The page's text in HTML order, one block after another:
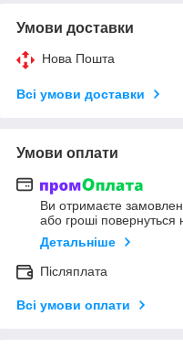
Умови доставки
Нова Пошта
Всі умови доставки
Умови оплати
Ви отримаєте
або гроші повернуться
Детальніше
Післяплата
Всі умови оплати